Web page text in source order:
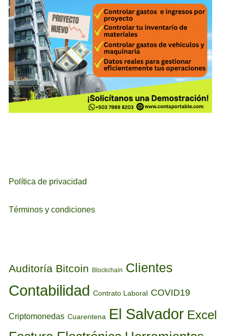
Política de privacidad
Términos y condiciones
Auditoría Bitcoin Blockchain Clientes
Contabilidad Contrato Laboral COVID19
Criptomonedas Cuarentena El Salvador Excel